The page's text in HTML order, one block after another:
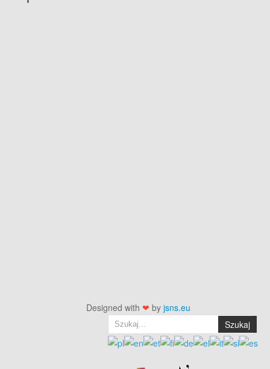
Designed with ❤ by jsns.eu
Szukaj